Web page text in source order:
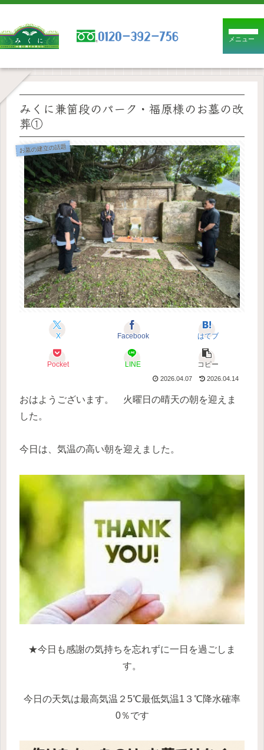
メニュー
みくに兼箇段のパーク・福原様のお墓の改
葬①
お墓の建立の話題
X Facebook はてブ
Pocket LINE コピー
2026.04.07 2026.04.14
おはようございます。 火曜日の晴天の朝を迎えま
した。
今日は、気温の高い朝を迎えました。
★今日も感謝の気持ちを忘れずに一日を過ごしま
す。
今日の天気は最高気温２5℃最低気温1３℃降水確率
0％です